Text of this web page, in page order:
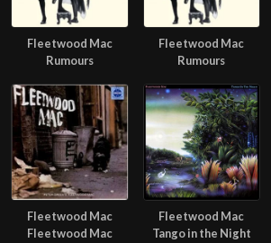
Fleetwood Mac
Rumours
Fleetwood Mac
Rumours
Fleetwood Mac
Fleetwood Mac
Fleetwood Mac
Tango in the Night